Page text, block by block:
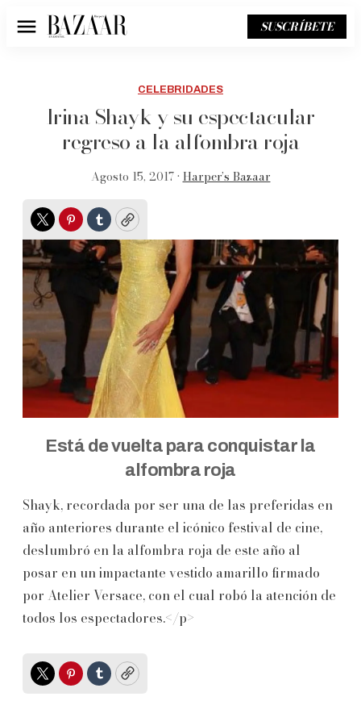
Menú SUSCRÍBETE
CELEBRIDADES
Irina Shayk y su espectacular
regreso a la alfombra roja
Agosto 15, 2017 • Harper’s Bazaar
TwitterPinterest
TumblrCopy
Está de vuelta para conquistar la
alfombra roja
Shayk, recordada por ser una de las preferidas en
año anteriores durante el icónico festival de cine,
deslumbró en la alfombra roja de este año al
posar en un impactante vestido amarillo firmado
por Atelier Versace, con el cual robó la atención de
todos los espectadores.</p>
TwitterPinterest
TumblrCopy